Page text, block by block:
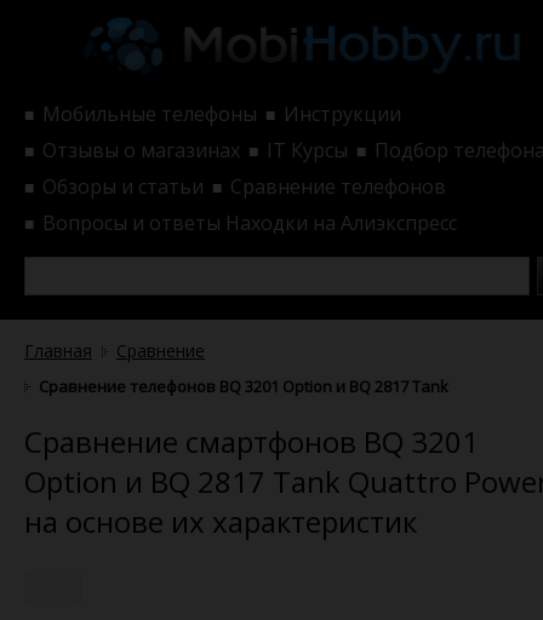
■ Мобильные телефоны ■ Инструкции
■ Отзывы о магазинах ■ IT Курсы ■ Подбор
■ Обзоры и статьи ■ Сравнение телефонов
■ Вопросы и ответы Находки на Алиэкспресс
Главная Сравнение
Сравнение телефонов BQ 3201 Option и BQ 2817 Tank Quattro
Сравнение смартфонов BQ 3201
Option и BQ 2817 Tank Quattro
на основе их характеристик